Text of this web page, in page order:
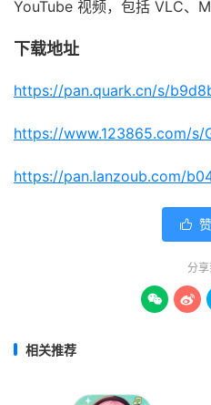
YouTube 视频，包括 VLC、
下载地址
https://pan.quark.cn/s/
https://www.123865.com/s/
https://pan.lanzoub.com/

分享
 
相关推荐